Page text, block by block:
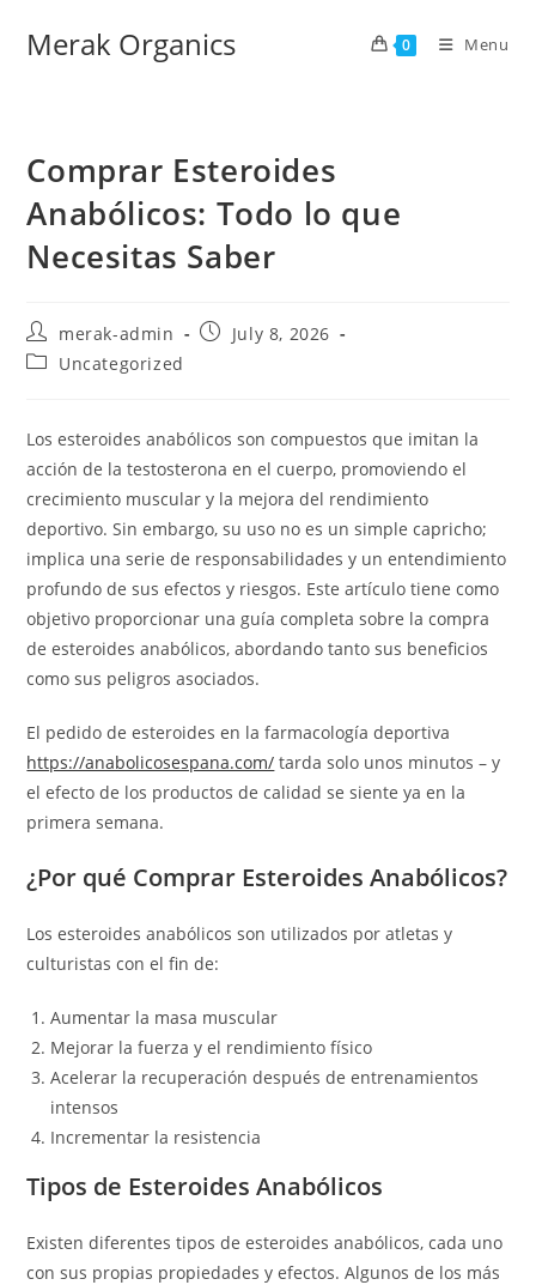
Merak Organics 0 Menu
Comprar Esteroides
Anabólicos: Todo lo que
Necesitas Saber
merak-admin
July 8, 2026
Uncategorized
Los esteroides anabólicos son compuestos que imitan la
acción de la testosterona en el cuerpo, promoviendo el
crecimiento muscular y la mejora del rendimiento
deportivo. Sin embargo, su uso no es un simple capricho;
implica una serie de responsabilidades y un entendimiento
profundo de sus efectos y riesgos. Este artículo tiene como
objetivo proporcionar una guía completa sobre la compra
de esteroides anabólicos, abordando tanto sus beneficios
como sus peligros asociados.
El pedido de esteroides en la farmacología deportiva
https://anabolicosespana.com/ tarda solo unos minutos – y
el efecto de los productos de calidad se siente ya en la
primera semana.
¿Por qué Comprar Esteroides Anabólicos?
Los esteroides anabólicos son utilizados por atletas y
culturistas con el fin de:
Aumentar la masa muscular
Mejorar la fuerza y el rendimiento físico
Acelerar la recuperación después de entrenamientos
intensos
Incrementar la resistencia
Tipos de Esteroides Anabólicos
Existen diferentes tipos de esteroides anabólicos, cada uno
con sus propias propiedades y efectos. Algunos de los más